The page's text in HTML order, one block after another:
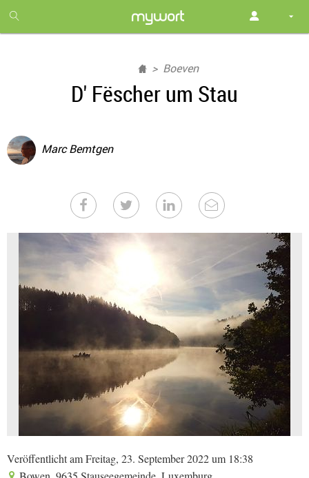
month
free
Boeven
D' Fëscher um Stau
Marc Bemtgen
Veröffentlicht am Freitag, 23. September 2022 um 18:38